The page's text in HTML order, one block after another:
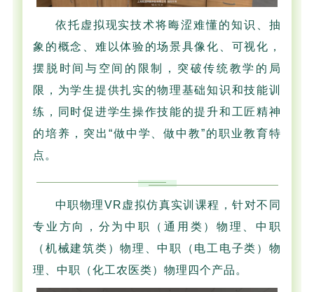
依托虚拟现实技术将晦涩难懂的知识、抽
象的概念、难以体验的场景具像化、可视化，
摆脱时间与空间的限制，突破传统教学的局
限，为学生提供扎实的物理基础知识和技能训
练，同时促进学生操作技能的提升和工匠精神
的培养，突出“做中学、做中教”的职业教育特
点。
中职物理VR虚拟仿真实训课程，针对不同
专业方向，分为中职（通用类）物理、中职
（机械建筑类）物理、中职（电工电子类）物
理、中职（化工农医类）物理四个产品。